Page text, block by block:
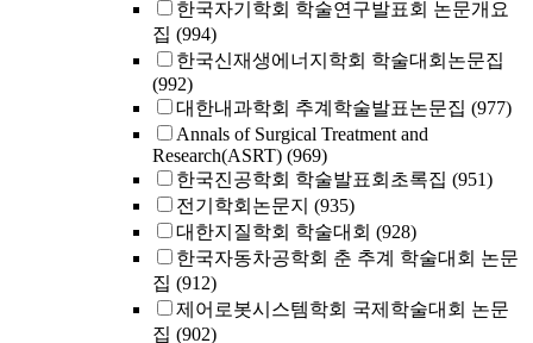
한국자기학회 학술연구발표회 논문개요
집 (994)
한국신재생에너지학회 학술대회논문집
(992)
대한내과학회 추계학술발표논문집 (977)
Annals of Surgical Treatment and
Research(ASRT) (969)
한국진공학회 학술발표회초록집 (951)
전기학회논문지 (935)
대한지질학회 학술대회 (928)
한국자동차공학회 춘 추계 학술대회 논문
집 (912)
제어로봇시스템학회 국제학술대회 논문
집 (902)